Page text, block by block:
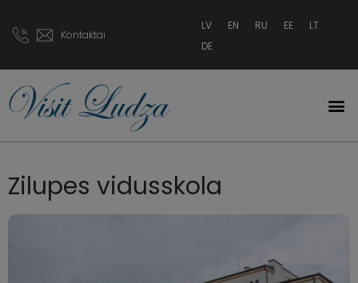
Kontaktai
LV EN RU EE
LT
DE
Zilupes vidusskola